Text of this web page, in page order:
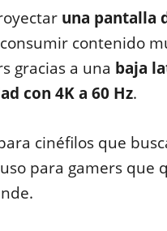
una pantalla
contenido
gracias a una baja
con 4K a 60 Hz.
cinéfilos que
para gamers que